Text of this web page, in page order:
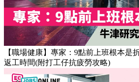
【OT戒斷攻略】工作永遠做唔完？4個
習慣